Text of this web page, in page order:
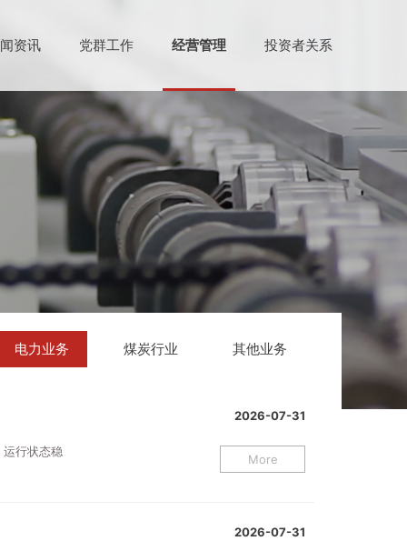
资讯 党群工作 经营管理 投资者关系
电力业务 煤炭行业 其他业务
行状态稳
2026-07-31
More
2026-07-31